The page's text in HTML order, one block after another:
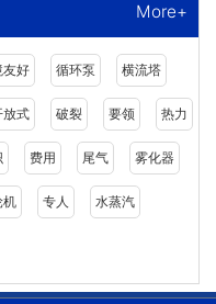
More+
友好 循环泵 横流塔
放式 破裂 要领 热力
费用 尾气 雾化器
机 专人 水蒸汽